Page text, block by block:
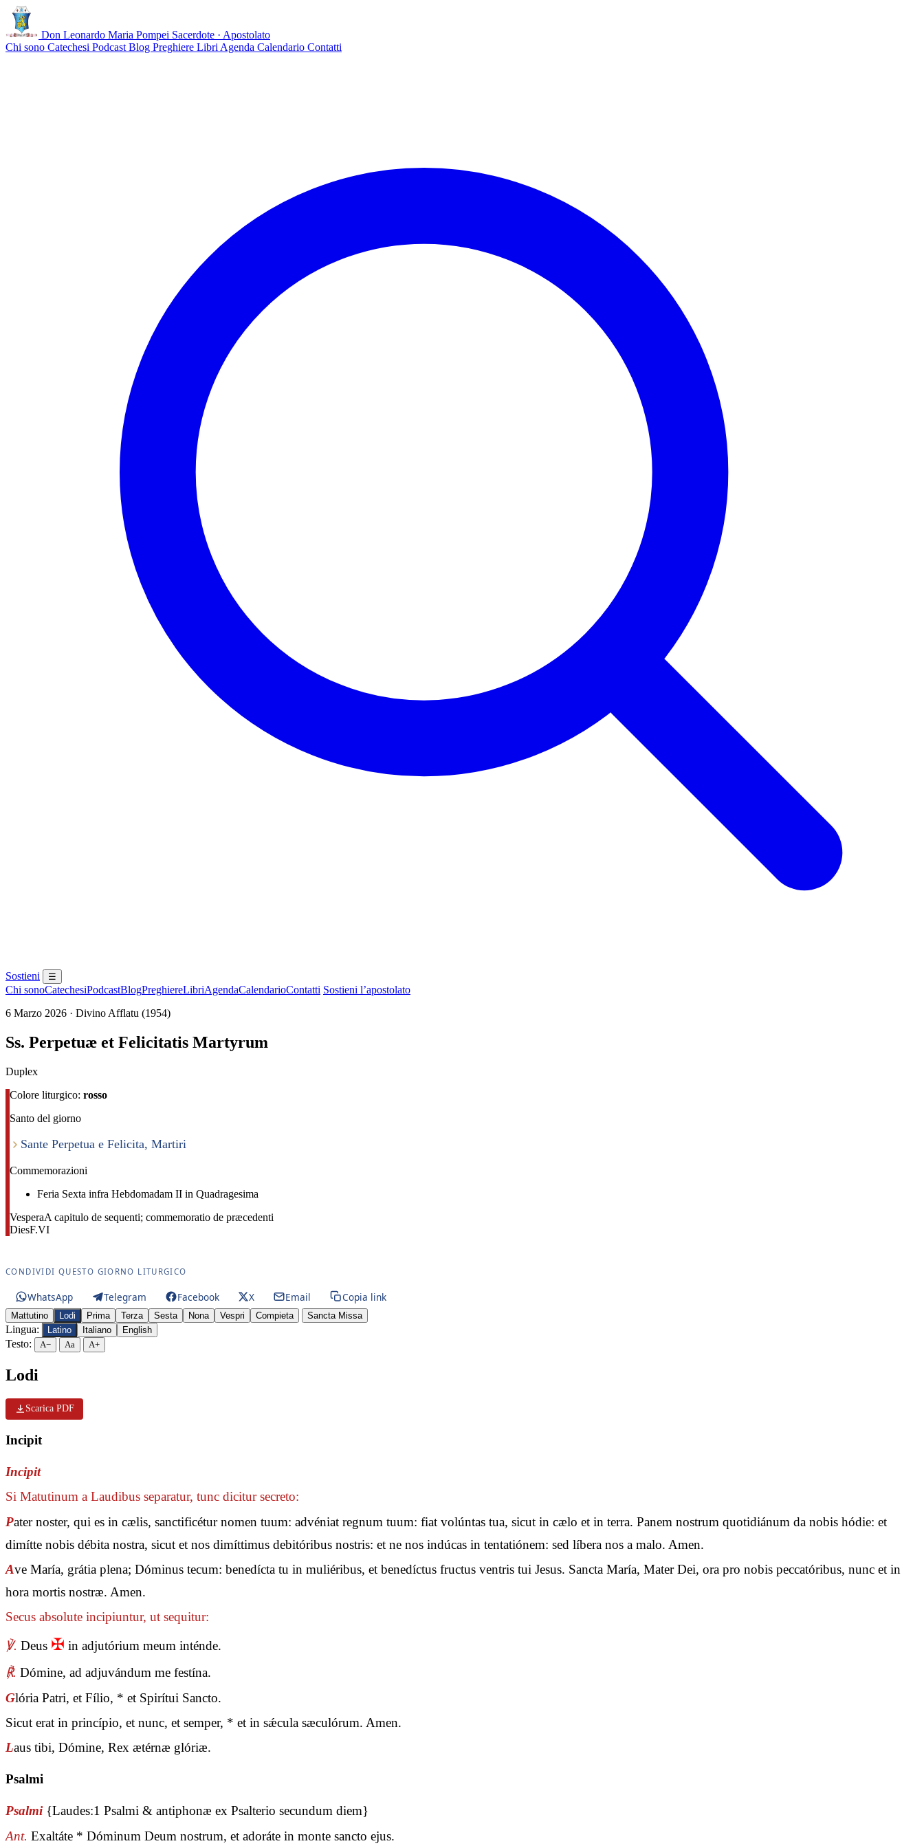
Don Leonardo Maria Pompei Sacerdote · Apostolato
Chi sono Catechesi Podcast Blog Preghiere Libri Agenda Calendario Contatti
Sostieni ☰
Chi sonoCatechesiPodcastBlogPreghiereLibriAgendaCalendarioContatti Sostieni l’apostolato
6 Marzo 2026 · Divino Afflatu (1954)
Ss. Perpetuæ et Felicitatis Martyrum
Duplex
Colore liturgico: rosso
Santo del giorno
Sante Perpetua e Felicita, Martiri
Commemorazioni
Feria Sexta infra Hebdomadam II in Quadragesima
VesperaA capitulo de sequenti; commemoratio de præcedenti
DiesF.VI
CONDIVIDI QUESTO GIORNO LITURGICO
WhatsApp Telegram Facebook X Email Copia link
Mattutino Lodi Prima Terza Sesta Nona Vespri Compieta Sancta Missa
Lingua: Latino Italiano English
Testo: A− Aa A+
Lodi
Scarica PDF
Incipit
Incipit
Si Matutinum a Laudibus separatur, tunc dicitur secreto:
Pater noster, qui es in cælis, sanctificétur nomen tuum: advéniat regnum tuum: fiat volúntas tua, sicut in cælo et in terra. Panem nostrum quotidiánum da nobis hódie: et
dimítte nobis débita nostra, sicut et nos dimíttimus debitóribus nostris: et ne nos indúcas in tentatiónem: sed líbera nos a malo. Amen.
Ave María, grátia plena; Dóminus tecum: benedícta tu in muliéribus, et benedíctus fructus ventris tui Jesus. Sancta María, Mater Dei, ora pro nobis peccatóribus, nunc et in
hora mortis nostræ. Amen.
Secus absolute incipiuntur, ut sequitur:
℣. Deus ✠ in adjutórium meum inténde.
℟. Dómine, ad adjuvándum me festína.
Glória Patri, et Fílio, * et Spirítui Sancto.
Sicut erat in princípio, et nunc, et semper, * et in sǽcula sæculórum. Amen.
Laus tibi, Dómine, Rex ætérnæ glóriæ.
Psalmi
Psalmi {Laudes:1 Psalmi & antiphonæ ex Psalterio secundum diem}
Ant. Exaltáte * Dóminum Deum nostrum, et adoráte in monte sancto ejus.